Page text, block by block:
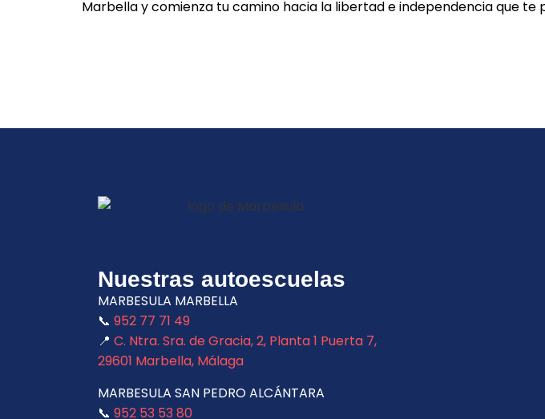
Marbella y comienza tu camino hacia la libertad e independencia que
Nuestras autoescuelas
MARBESULA MARBELLA
📞 952 77 71 49
📍 C. Ntra. Sra. de Gracia, 2, Planta 1 Puerta 7,
29601 Marbella, Málaga
MARBESULA SAN PEDRO ALCÁNTARA
📞 952 53 53 80